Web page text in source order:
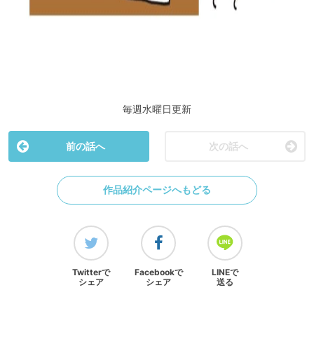
毎週水曜日更新
前の話へ 次の話へ
作品紹介ページへもどる
Twitterで
シェア
Facebookで
シェア
LINEで
送る